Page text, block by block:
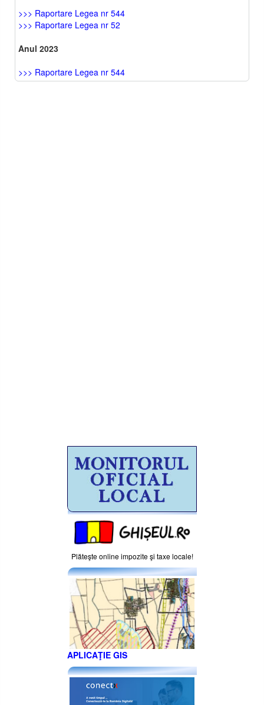
>>> Raportare Legea nr 544
>>> Raportare Legea nr 52
Anul 2023
>>> Raportare Legea nr 544
Plăteşte online impozite şi taxe locale!
APLICAŢIE GIS